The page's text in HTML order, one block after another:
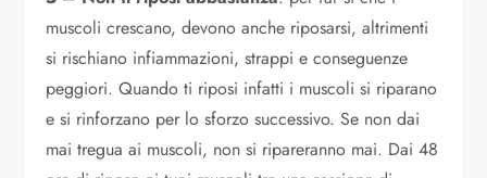
muscoli crescano, devono anche riposarsi, altrimenti
si rischiano infiammazioni, strappi e conseguenze
peggiori. Quando ti riposi infatti i muscoli si riparano
e si rinforzano per lo sforzo successivo. Se non dai
mai tregua ai muscoli, non si ripareranno mai. Dai 48